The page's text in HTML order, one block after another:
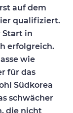
auf dem
qualifiziert.
Start in
erfolgreich.
wie
für das
Südkorea
schwächer
die nicht